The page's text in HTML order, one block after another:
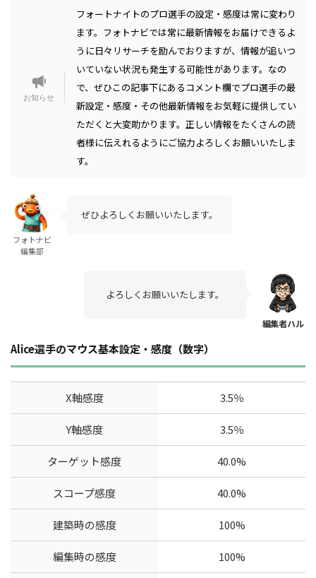
フォートナイトのプロ選手の設定・感度は常に変わり
ます。フォトナビでは常に最新情報をお届けできるよ
うに日々リサーチを励んでおりますが、情報が追いつ
いていない状況も発生する可能性があります。なの
で、ぜひこの記事下にあるコメント欄でプロ選手の最
新設定・感度・その他最新情報をお気軽に提供してい
ただくと大変助かります。正しい情報をたくさんの読
者様に伝えれるようにご協力よろしくお願いいたしま
す。
フォトナビ
編集部
ぜひよろしくお願いいたします。
よろしくお願いいたします。
Alice選手のマウス基本設定・感度（数字）
X軸感度 3.5％
Y軸感度 3.5％
ターゲット感度 40.0%
スコープ感度 40.0%
建築時の感度 100%
編集時の感度 100%